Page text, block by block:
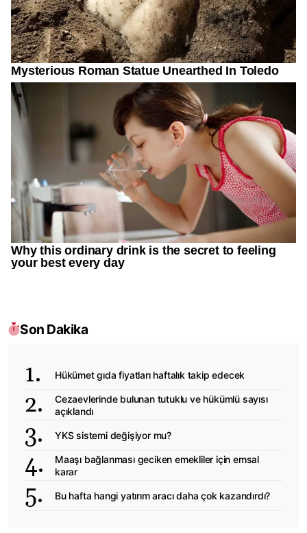
Son Dakika
Hükümet gıda fiyatları haftalık takip edecek
Cezaevlerinde bulunan tutuklu ve hükümlü sayısı
açıklandı
YKS sistemi değişiyor mu?
Maaşı bağlanması geciken emekliler için emsal
karar
Bu hafta hangi yatırım aracı daha çok kazandırdı?